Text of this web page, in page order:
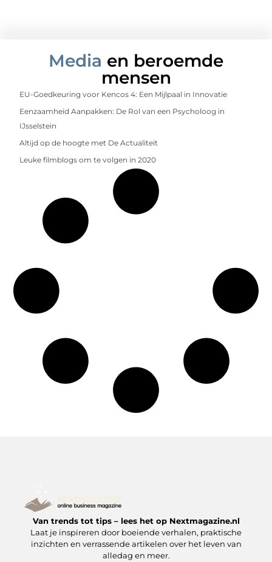
Media en beroemde
mensen
EU-Goedkeuring voor Kencos 4: Een Mijlpaal in Innovatie
Eenzaamheid Aanpakken: De Rol van een Psycholoog in
IJsselstein
Altijd op de hoogte met De Actualiteit
Leuke filmblogs om te volgen in 2020
Van trends tot tips – lees het op Nextmagazine.nl
Laat je inspireren door boeiende verhalen, praktische
inzichten en verrassende artikelen over het leven van
alledag en meer.